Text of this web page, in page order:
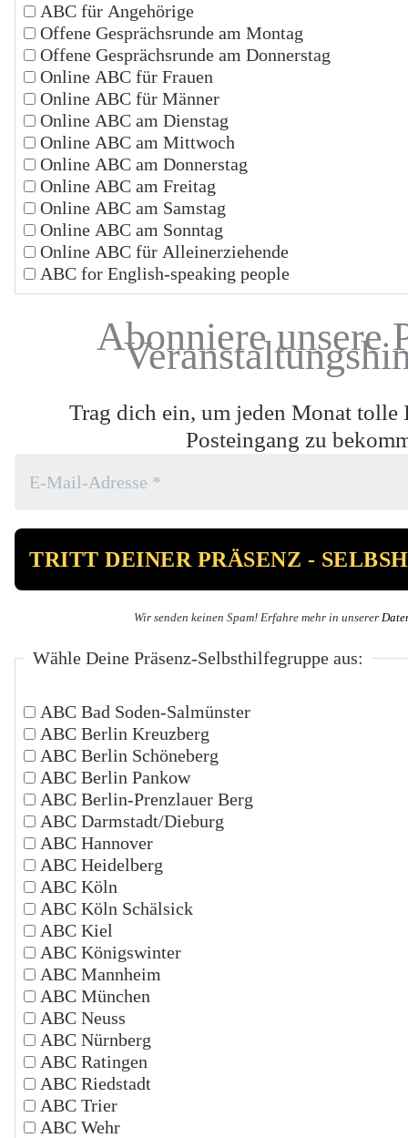
ABC für Angehörige
Offene Gesprächsrunde am Montag
Offene Gesprächsrunde am Donnerstag
Online ABC für Frauen
Online ABC für Männer
Online ABC am Dienstag
Online ABC am Mittwoch
Online ABC am Donnerstag
Online ABC am Freitag
Online ABC am Samstag
Online ABC am Sonntag
Online ABC für Alleinerziehende
ABC for English-speaking people
Abonniere unsere
Trag dich ein, um jeden Monat tolle
Posteingang zu
Wir senden keinen Spam! Erfahre mehr in unserer
Wähle Deine Präsenz-Selbsthilfegruppe aus:
ABC Bad Soden-Salmünster
ABC Berlin Kreuzberg
ABC Berlin Schöneberg
ABC Berlin Pankow
ABC Berlin-Prenzlauer Berg
ABC Darmstadt/Dieburg
ABC Hannover
ABC Heidelberg
ABC Köln
ABC Köln Schälsick
ABC Kiel
ABC Königswinter
ABC Mannheim
ABC München
ABC Neuss
ABC Nürnberg
ABC Ratingen
ABC Riedstadt
ABC Trier
ABC Wehr